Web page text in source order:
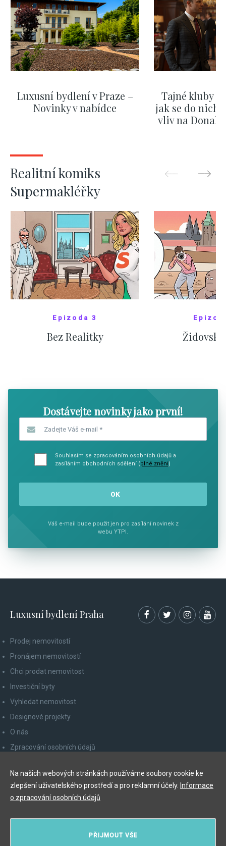
Luxusní bydlení v Praze –
Novinky v nabídce
Tajné kluby
jak se do nich
vliv na
Realitní komiks
Supermakléřky
Epizoda 3
Bez Realitky
Dostávejte novinky jako první!
Souhlasím se zpracováním osobních údajů a
zasíláním obchodních sdělení (plné znění)
Váš e-mail bude použit jen pro zasílání novinek z
webu YTPI.
Luxusní bydlení Praha
Prodej nemovitostí
Pronájem nemovitostí
Chci prodat nemovitost
Investiční byty
Vyhledat nemovitost
Designové projekty
O nás
Zpracování osobních údajů
Odhlášení z newsletteru
PŘIJMOUT VŠE
Na našich webových stránkách používáme soubory cookie ke
zlepšení uživatelského prostředí a pro reklamní účely. Informace
o zpracování osobních údajů